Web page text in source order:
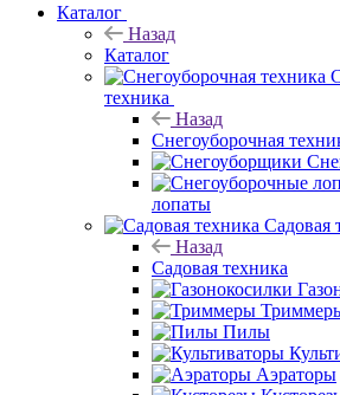
Каталог
Назад
Каталог
техника
Назад
Снегоуборочная
лопаты
Садовая
Назад
Садовая техника
Пилы
Аэраторы